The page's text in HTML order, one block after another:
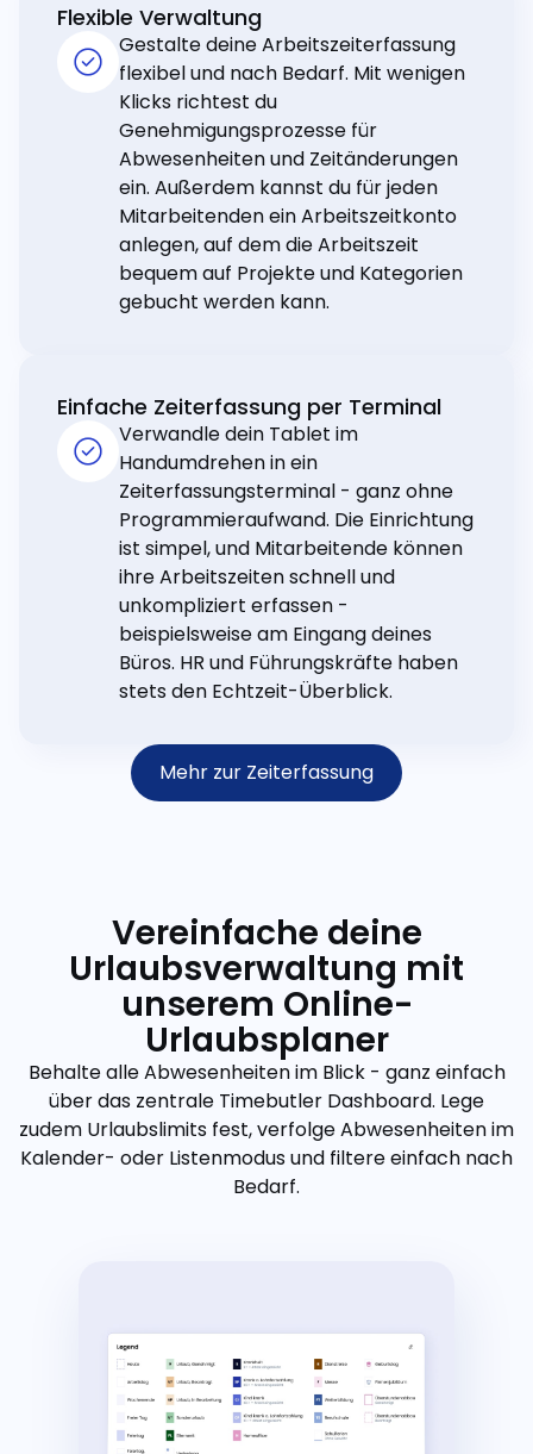
Flexible Verwaltung
Gestalte deine Arbeitszeiterfassung
flexibel und nach Bedarf. Mit wenigen
Klicks richtest du
Genehmigungsprozesse für
Abwesenheiten und Zeitänderungen
ein. Außerdem kannst du für jeden
Mitarbeitenden ein Arbeitszeitkonto
anlegen, auf dem die Arbeitszeit
bequem auf Projekte und Kategorien
gebucht werden kann.
Einfache Zeiterfassung per Terminal
Verwandle dein Tablet im
Handumdrehen in ein
Zeiterfassungsterminal - ganz ohne
Programmieraufwand. Die Einrichtung
ist simpel, und Mitarbeitende können
ihre Arbeitszeiten schnell und
unkompliziert erfassen -
beispielsweise am Eingang deines
Büros. HR und Führungskräfte haben
stets den Echtzeit-Überblick.
Mehr zur Zeiterfassung
Vereinfache deine
Urlaubsverwaltung mit
unserem Online-
Urlaubsplaner
Behalte alle Abwesenheiten im Blick - ganz einfach
über das zentrale Timebutler Dashboard. Lege
zudem Urlaubslimits fest, verfolge Abwesenheiten im
Kalender- oder Listenmodus und filtere einfach nach
Bedarf.